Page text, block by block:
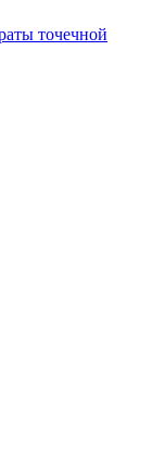
точечной